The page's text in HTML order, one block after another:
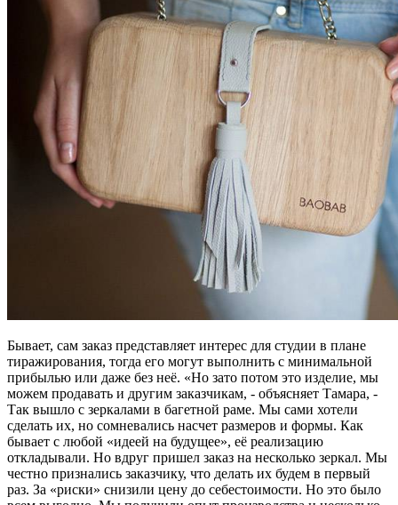
Бывает, сам заказ представляет интерес для студии в плане
тиражирования, тогда его могут выполнить с минимальной
прибылью или даже без неё. «Но зато потом это изделие, мы
можем продавать и другим заказчикам, - объясняет Тамара, -
Так вышло с зеркалами в багетной раме. Мы сами хотели
сделать их, но сомневались насчет размеров и формы. Как
бывает с любой «идеей на будущее», её реализацию
откладывали. Но вдруг пришел заказ на несколько зеркал. Мы
честно признались заказчику, что делать их будем в первый
раз. За «риски» снизили цену до себестоимости. Но это было